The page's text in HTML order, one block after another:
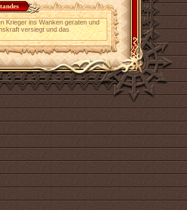
Krieger ins Wanken geraten und
versiegt und das